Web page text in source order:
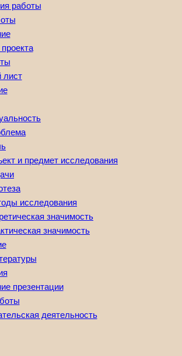
работы
лист
и предмет исследования
исследования
значимость
значимость
презентации
деятельность